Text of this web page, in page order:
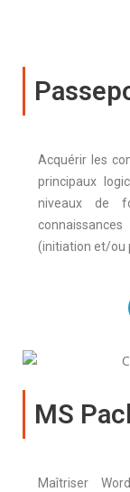
Acquérir les
principaux
niveaux de
(initiation et/ou
MS
Maîtriser